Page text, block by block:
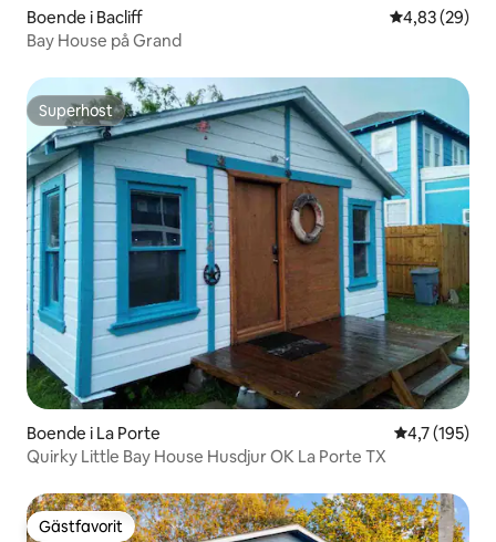
Boende i Bacliff 4,83 av 5 i
4,83 (29)
Bay House på Grand
Superhost
Superhost
Boende i La Porte 4,7 av 5 i
4,7 (195)
Quirky Little Bay House Husdjur OK La Porte TX
Gästfavorit
Gästfavorit